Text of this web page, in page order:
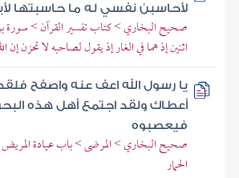
لأحاسبن نفسي له ما حاسبتها
صحيح البخاري > كتاب تفسير القرآن > سورة
اثنين إذ هما في الغار إذ يقول لصاحبه لا تحزن إن
يا رسول الله اعف عنه واصفح
أعطاك ولقد اجتمع أهل هذه
فيعصبوه
صحيح البخاري > المرضى > باب عيادة المريض
الحمار